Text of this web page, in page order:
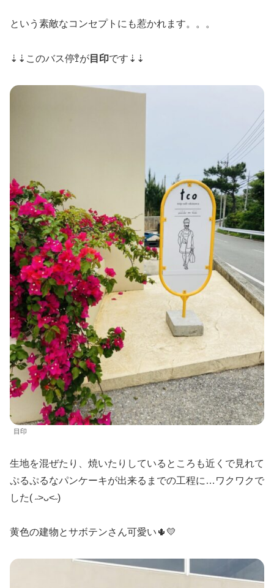
という素敵なコンセプトにも惹かれます。。。
⇣⇣このバス停🚏が 目印です⇣⇣
目印
生地を混ぜたり、焼いたりしているところも近くで見れて
ぷるぷるなパンケーキが出来るまでの工程に…ワクワクで
した( ˶>ᴗ<˶)
黄色の建物とサボテンさん可愛い🌵💛